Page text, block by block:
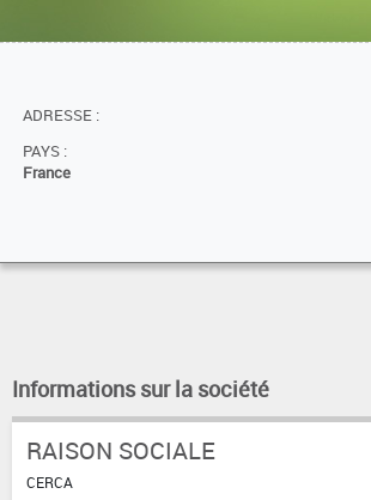
ADRESSE :
PAYS :
France
Informations sur la société
RAISON SOCIALE
CERCA